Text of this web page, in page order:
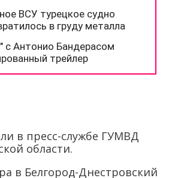
в пресс-службе ГУМВД
области.
в Белгород-Днестровский